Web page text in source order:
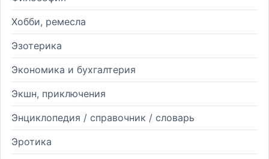
Хобби, ремесла
Эзотерика
Экономика и бухгалтерия
Экшн, приключения
Энциклопедия / справочник / словарь
Эротика